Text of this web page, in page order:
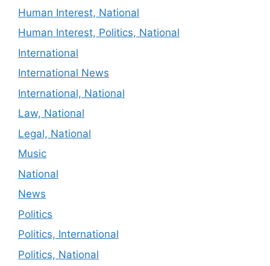
Human Interest, National
Human Interest, Politics, National
International
International News
International, National
Law, National
Legal, National
Music
National
News
Politics
Politics, International
Politics, National